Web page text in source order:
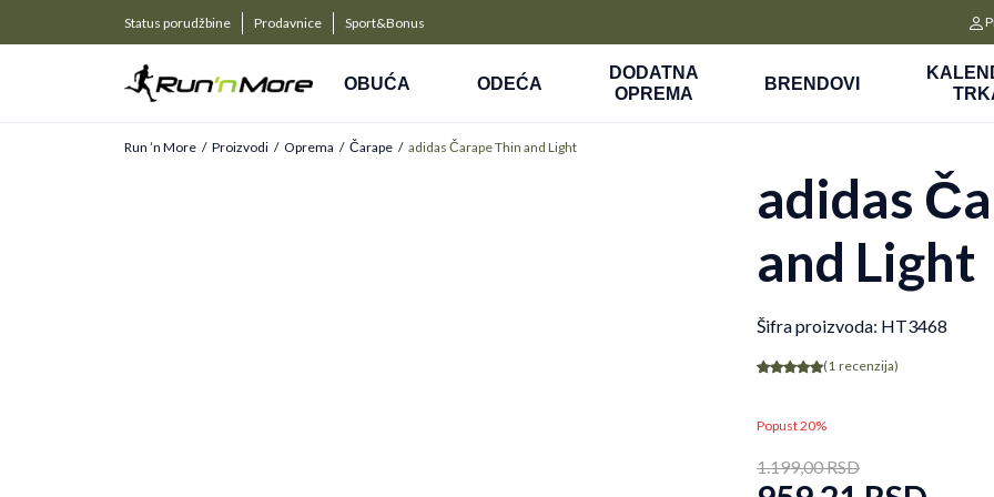
Status porudžbine Prodavnice Sport&Bonus
PLAĆANJE NA RATE
Kreditnim karticama BANCA INTESA platite na 9 rata
OBUĆA ODEĆA
DODATNA
OPREMA
BRENDOVI
Run ’n More Proizvodi Oprema Čarape adidas Čarape Thin and Light
adidas
and Light
Šifra proizvoda: HT3468
(1 recenzija)
Popust 20%
1.199,00RSD